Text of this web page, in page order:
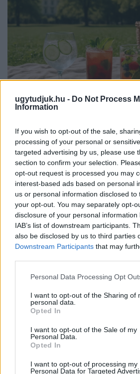
ugytudjuk.hu - Do Not Process
Information
If you wish to opt-out of the sale,
processing of your personal or
targeted advertising by us, please use
section to confirm your selection.
opt-out request is processed you may
interest-based ads based on personal
us or personal information disclosed
your opt-out. You may separately opt-
disclosure of your personal
IAB’s list of downstream participants.
also be disclosed by us to third parties
Downstream Participants that may
Please note that this website/app uses
not limited to your visit or usage
grant or deny consent to Google and
use your data for below specified
consent section.
Personal Data Processing Opt
I want to opt-out of the Sharing of
personal data.
Opted In
I want to opt-out of the Sale of my
Personal Data.
Opted In
I want to opt-out of processing my
Personal Data for Targeted
PIKNIK ITALOK: ÍZEK ÉS
Ahogy tavaszodik és a nap egyre tovább
támad kedve kirándulni a természetbe.
INFLÁCIÓ MAGYARORSZÁGON